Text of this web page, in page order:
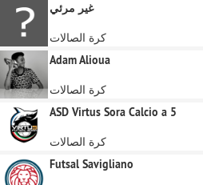
غير مرئي
كرة الصالات
Adam Alioua
كرة الصالات
ASD Virtus Sora Calcio a 5
كرة الصالات
Futsal Savigliano